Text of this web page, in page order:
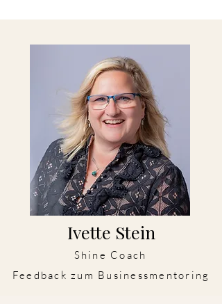
Ivette Stein
Shine Coach
Feedback zum Businessmentoring